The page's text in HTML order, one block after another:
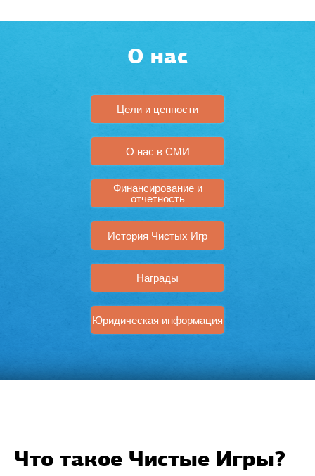
О нас
Финансирование и
отчетность
Цели и ценности
Награды
История Чистых Игр
Юридическая информация
О нас в СМИ
Что такое Чистые Игры?